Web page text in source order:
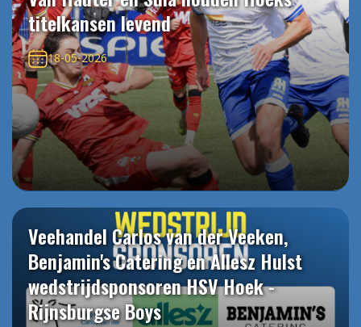
titelkansen levend
18-05-2026
Veehandel Carlos van der Veeken,
Benjamin's Catering en Allesz Hulst
wedstrijdsponsoren HSV Hoek -
Rijnsburgse Boys